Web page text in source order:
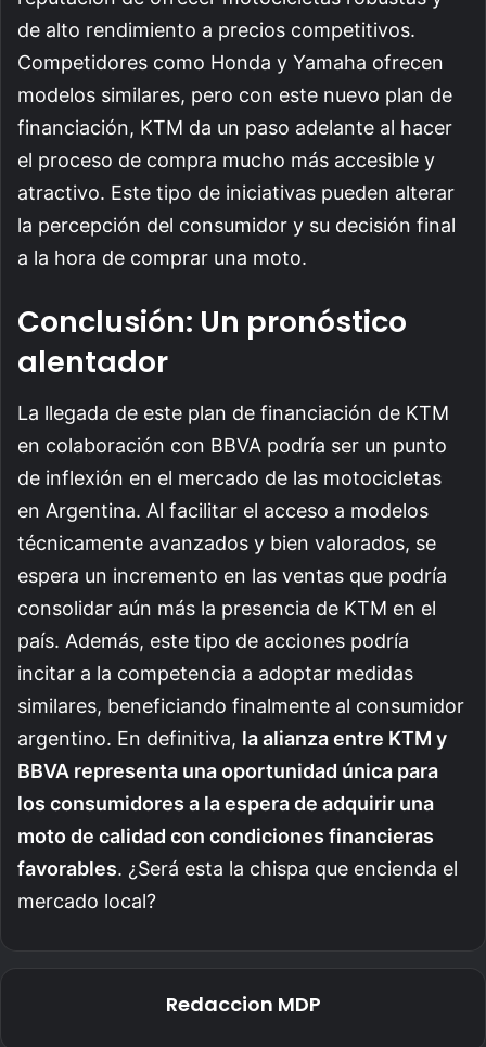
de alto rendimiento a precios competitivos.
Competidores como Honda y Yamaha ofrecen
modelos similares, pero con este nuevo plan de
financiación, KTM da un paso adelante al hacer
el proceso de compra mucho más accesible y
atractivo. Este tipo de iniciativas pueden alterar
la percepción del consumidor y su decisión final
a la hora de comprar una moto.
Conclusión: Un pronóstico
alentador
La llegada de este plan de financiación de KTM
en colaboración con BBVA podría ser un punto
de inflexión en el mercado de las motocicletas
en Argentina. Al facilitar el acceso a modelos
técnicamente avanzados y bien valorados, se
espera un incremento en las ventas que podría
consolidar aún más la presencia de KTM en el
país. Además, este tipo de acciones podría
incitar a la competencia a adoptar medidas
similares, beneficiando finalmente al consumidor
argentino. En definitiva, la alianza entre KTM y
BBVA representa una oportunidad única para
los consumidores a la espera de adquirir una
moto de calidad con condiciones financieras
favorables. ¿Será esta la chispa que encienda el
mercado local?
Redaccion MDP